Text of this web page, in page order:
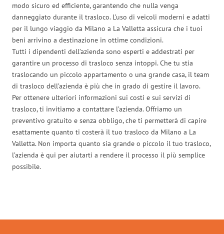
modo sicuro ed efficiente, garantendo che nulla venga
danneggiato durante il trasloco. L’uso di veicoli moderni e adatti
per il lungo viaggio da Milano a La Valletta assicura che i tuoi
beni arrivino a destinazione in ottime condizioni.
Tutti i dipendenti dell’azienda sono esperti e addestrati per
garantire un processo di trasloco senza intoppi. Che tu stia
traslocando un piccolo appartamento o una grande casa, il team
di trasloco dell’azienda è più che in grado di gestire il lavoro.
Per ottenere ulteriori informazioni sui costi e sui servizi di
trasloco, ti invitiamo a contattare l’azienda. Offriamo un
preventivo gratuito e senza obbligo, che ti permetterà di capire
esattamente quanto ti costerà il tuo trasloco da Milano a La
Valletta. Non importa quanto sia grande o piccolo il tuo trasloco,
l’azienda è qui per aiutarti a rendere il processo il più semplice
possibile.